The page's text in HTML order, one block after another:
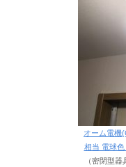
オーム電機
相当 電球
（密閉型